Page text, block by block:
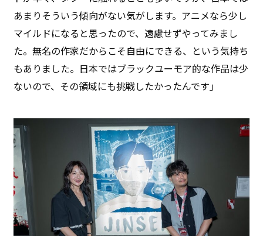
あまりそういう傾向がない気がします。アニメなら少し
マイルドになると思ったので、遠慮せずやってみまし
た。無名の作家だからこそ自由にできる、という気持ち
もありました。日本ではブラックユーモア的な作品は少
ないので、その領域にも挑戦したかったんです」